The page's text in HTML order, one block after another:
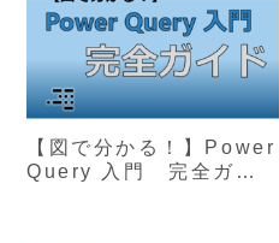
【図で分かる！】Power
Query 入門 完全ガイ